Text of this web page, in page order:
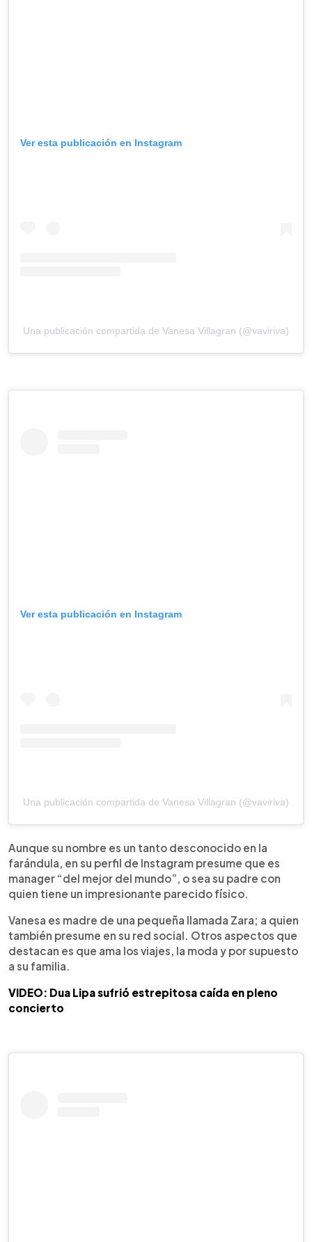
Ver esta publicación en Instagram
Una publicación compartida de Vanesa Villagran (@vaviriva)
Ver esta publicación en Instagram
Una publicación compartida de Vanesa Villagran (@vaviriva)
Aunque su nombre es un tanto desconocido en la
farándula, en su perfil de Instagram presume que es
manager “del mejor del mundo”, o sea su padre con
quien tiene un impresionante parecido físico.
Vanesa es madre de una pequeña llamada Zara; a quien
también presume en su red social. Otros aspectos que
destacan es que ama los viajes, la moda y por supuesto
a su familia.
VIDEO: Dua Lipa sufrió estrepitosa caída en pleno
concierto